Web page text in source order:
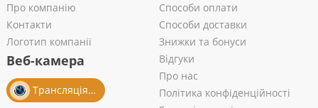
Про компанію
Контакти
Логотип компанії
Веб-камера
Трансляція із салону
Способи оплати
Способи доставки
Знижки та бонуси
Відгуки
Про нас
Політика конфіденційності